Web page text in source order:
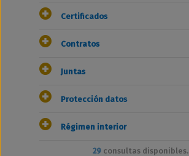
Certificados
Contratos
Juntas
Protección datos
Régimen interior
29 consultas disponibles.